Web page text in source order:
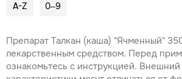
A-Z 0–9
Препарат Талкан (каша) "Ячменный"
лекарственным средством. Перед
ознакомьтесь с инструкцией. Внешний